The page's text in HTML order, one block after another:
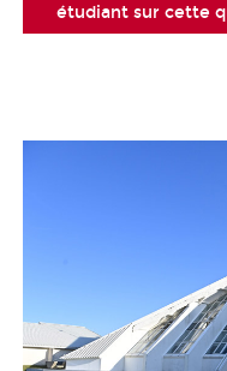
étudiant sur cette